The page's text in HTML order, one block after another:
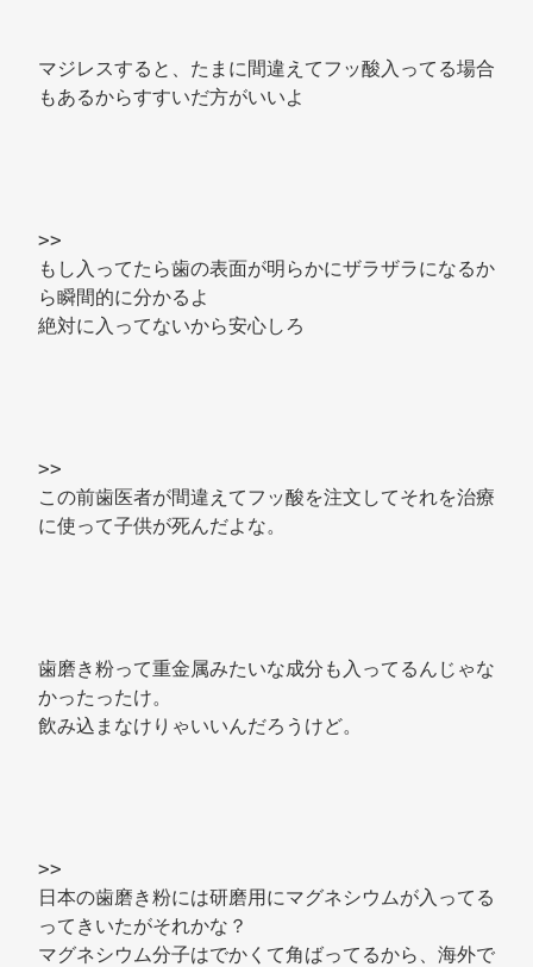
マジレスすると、たまに間違えてフッ酸入ってる場合
もあるからすすいだ方がいいよ
>>
もし入ってたら歯の表面が明らかにザラザラになるか
ら瞬間的に分かるよ
絶対に入ってないから安心しろ
>>
この前歯医者が間違えてフッ酸を注文してそれを治療
に使って子供が死んだよな。
歯磨き粉って重金属みたいな成分も入ってるんじゃな
かったったけ。
飲み込まなけりゃいいんだろうけど。
>>
日本の歯磨き粉には研磨用にマグネシウムが入ってる
ってきいたがそれかな？
マグネシウム分子はでかくて角ばってるから、海外で